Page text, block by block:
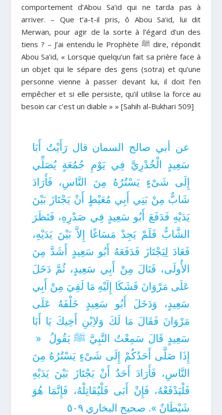
comportement d’Abou Sa’id qui ne tarda pas à
arriver. – Que t’a-t-il pris, ô Abou Sa’id, lui dit
Merwan, pour agir de la sorte à l’égard d’un des
tiens ? – J’ai entendu le Prophète ﷺ dire, répondit
Abou Sa’id, « Lorsque quelqu’un fait sa prière face à
un objet qui le sépare des gens (sotra) et qu’une
personne vienne à passer devant lui, il doit l’en
empêcher et si elle persiste, qu’il utilise la force au
besoin car c’est un diable » » [Sahih al-Bukhari 509]
عن أبي صالح السمان قال رَأَيْتُ أَبَا
سَعِيدٍ الْخُدْرِيَّ فِي يَوْمِ جُمُعَةٍ يُصَلِّي
إِلَى شَىْءٍ يَسْتُرُهُ مِنَ النَّاسِ، فَأَرَادَ
شَابٌّ مِنْ بَنِي أَبِي مُعَيْطٍ أَنْ يَجْتَازَ بَيْنَ
يَدَيْهِ فَدَفَعَ أَبُو سَعِيدٍ فِي صَدْرِهِ، فَنَظَرَ
الشَّابُّ فَلَمْ يَجِدْ مَسَاغًا إِلاَّ بَيْنَ يَدَيْهِ،
فَعَادَ لِيَجْتَازَ فَدَفَعَهُ أَبُو سَعِيدٍ أَشَدَّ مِنَ
الأُولَى، فَنَالَ مِنْ أَبِي سَعِيدٍ، ثُمَّ دَخَلَ
عَلَى مَرْوَانَ فَشَكَا إِلَيْهِ مَا لَقِيَ مِنْ أَبِي
سَعِيدٍ، وَدَخَلَ أَبُو سَعِيدٍ خَلْفَهُ عَلَى
مَرْوَانَ فَقَالَ مَا لَكَ وَلاِبْنِ أَخِيكَ يَا أَبَا
سَعِيدٍ قَالَ سَمِعْتُ النَّبِيَّ ﷺ يَقُولُ ‏ « ‏
إِذَا صَلَّى أَحَدُكُمْ إِلَى شَىْءٍ يَسْتُرُهُ مِنَ
النَّاسِ، فَأَرَادَ أَحَدٌ أَنْ يَجْتَازَ بَيْنَ يَدَيْهِ
فَلْيَدْفَعْهُ، فَإِنْ أَبَى فَلْيُقَاتِلْهُ، فَإِنَّمَا هُوَ
شَيْطَانٌ ».‏ صحيح البخاري ٥٠٩